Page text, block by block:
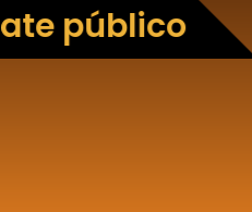
público